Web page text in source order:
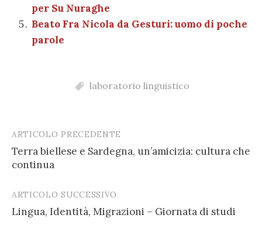
per Su Nuraghe
Beato Fra Nicola da Gesturi: uomo di poche
parole
laboratorio linguistico
Post
navigation
ARTICOLO PRECEDENTE
Terra biellese e Sardegna, un’amicizia: cultura che
continua
ARTICOLO SUCCESSIVO
Lingua, Identità, Migrazioni – Giornata di studi